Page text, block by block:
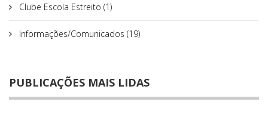
Clube Escola Estreito (1)
Informações/Comunicados (19)
PUBLICAÇÕES MAIS LIDAS